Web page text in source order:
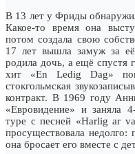
В 13 лет у Фриды
Какое-то время она
потом создала свою
17 лет вышла замуж за её
родила дочь, а ещё спустя
хит «En Ledig Dag»
стокгольмская
контракт. В 1969 году
«Евровидение» и заняла
туре с песней «Harlig ar
просуществовала
она бросает его вместе с